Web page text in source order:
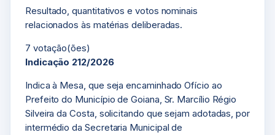
Resultado, quantitativos e votos nominais
relacionados às matérias deliberadas.
7 votação(ões)
Indicação 212/2026
Indica à Mesa, que seja encaminhado Ofício ao
Prefeito do Município de Goiana, Sr. Marcílio Régio
Silveira da Costa, solicitando que sejam adotadas, por
intermédio da Secretaria Municipal de